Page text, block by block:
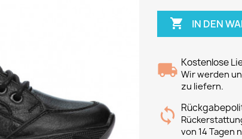
 IN DEN
Kostenlose
Wir werden
zu liefern.
von 14 Tagen